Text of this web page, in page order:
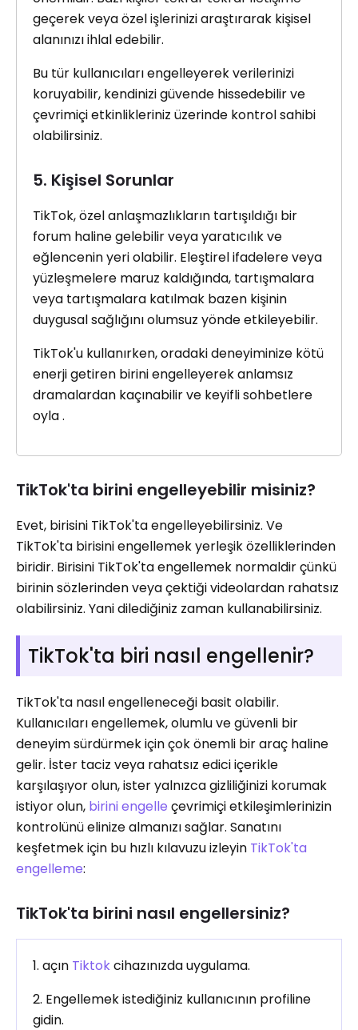
geçerek veya özel işlerinizi araştırarak kişisel
alanınızı ihlal edebilir.
Bu tür kullanıcıları engelleyerek verilerinizi
koruyabilir, kendinizi güvende hissedebilir ve
çevrimiçi etkinlikleriniz üzerinde kontrol sahibi
olabilirsiniz.
5. Kişisel Sorunlar
TikTok, özel anlaşmazlıkların tartışıldığı bir
forum haline gelebilir veya yaratıcılık ve
eğlencenin yeri olabilir. Eleştirel ifadelere veya
yüzleşmelere maruz kaldığında, tartışmalara
veya tartışmalara katılmak bazen kişinin
duygusal sağlığını olumsuz yönde etkileyebilir.
TikTok'u kullanırken, oradaki deneyiminize kötü
enerji getiren birini engelleyerek anlamsız
dramalardan kaçınabilir ve keyifli sohbetlere
oyla .
TikTok'ta birini engelleyebilir misiniz?
Evet, birisini TikTok'ta engelleyebilirsiniz. Ve
TikTok'ta birisini engellemek yerleşik özelliklerinden
biridir. Birisini TikTok'ta engellemek normaldir çünkü
birinin sözlerinden veya çektiği videolardan rahatsız
olabilirsiniz. Yani dilediğiniz zaman kullanabilirsiniz.
TikTok'ta biri nasıl engellenir?
TikTok'ta nasıl engelleneceği basit olabilir.
Kullanıcıları engellemek, olumlu ve güvenli bir
deneyim sürdürmek için çok önemli bir araç haline
gelir. İster taciz veya rahatsız edici içerikle
karşılaşıyor olun, ister yalnızca gizliliğinizi korumak
istiyor olun, birini engelle çevrimiçi etkileşimlerinizin
kontrolünü elinize almanızı sağlar. Sanatını
keşfetmek için bu hızlı kılavuzu izleyin TikTok'ta
engelleme:
TikTok'ta birini nasıl engellersiniz?
1. açın Tiktokcihazınızda uygulama.
2. Engellemek istediğiniz kullanıcının profiline
gidin.